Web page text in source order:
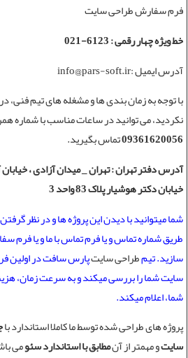
فرم سفارش طراحی سایت
خط ویژه چهار رقمی : 6123-021
آدرس ایمیل :info@pars-soft.ir
با توجه به زمان بندی ها و مشغله های تیم
نکردید، می توانید در ساعات مناسب با شماره
09361620056تماس بگیرید.
آدرس دفتر تهران: تهران _ میدان آزادی ،
خیابان دکتر هوشیار پلاک 83 واحد 3
شما میتوانید با دیدن این پروژه ها و در نظر
طریق شماره تماس و یا فرم تماس با ما و یا فرم
سازید. تیمطراحی سایتپارس سافت در اولین
سایت شما را بررسی میکند و به سرعت زمان،
شما، اعلام میکند.
پروژه های طراحی شده توسط ما کاملا استاندارد با
سایتو مهمتر از آنمطابق با استاندارد سئومی